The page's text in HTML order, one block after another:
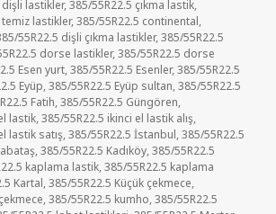
dişli lastikler,385/55R22.5 çıkma lastik,
temiz lastikler,385/55R22.5 continental,
55R22.5 dişli çıkma lastikler,385/55R22.5
dorse lastikler,385/55R22.5 dorse
Esen yurt,385/55R22.5 Esenler,385/55R22.5
Eyüp,385/55R22.5 Eyüp sultan,385/55R22.5
Fatih,385/55R22.5 Güngören,
lastik,385/55R22.5 ikinci el lastik alış,
lastik satış,385/55R22.5 İstanbul,385/55R22.5
,385/55R22.5 Kadıköy,385/55R22.5
kaplama lastik,385/55R22.5 kaplama
Kartal,385/55R22.5 Küçük çekmece,
,385/55R22.5 kumho,385/55R22.5